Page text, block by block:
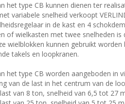
het type CB kunnen dienen ter
variabele snelheid verkoopt
in de kast en 4
of wielkasten met twee snelheden
wielblokken kunnen gebruikt
takels en loopkranen.
het type CB worden aangeboden in
van de last in het centrum van de
van 8 ton, snelheid van 6,5 tot 27